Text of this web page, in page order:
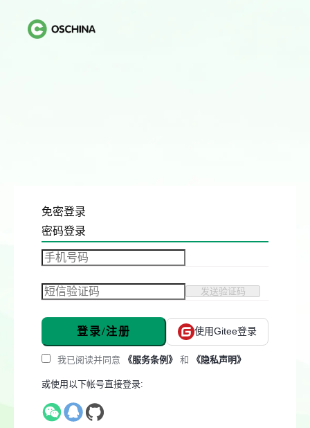
免密登录
密码登录
发送验证码
登录/注册 使用Gitee登录
我已阅读并同意 《服务条例》 和 《隐私声明》
或使用以下帐号直接登录: